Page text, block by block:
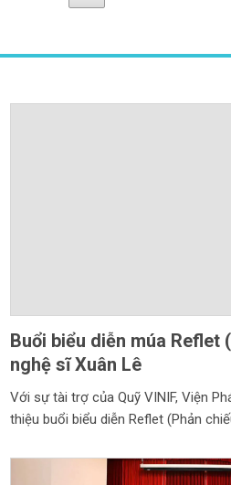
Buổi biểu diễn múa Reflet
nghệ sĩ Xuân Lê
Với sự tài trợ của Quỹ VINIF, Viện
thiệu buổi biểu diễn Reflet (Phản